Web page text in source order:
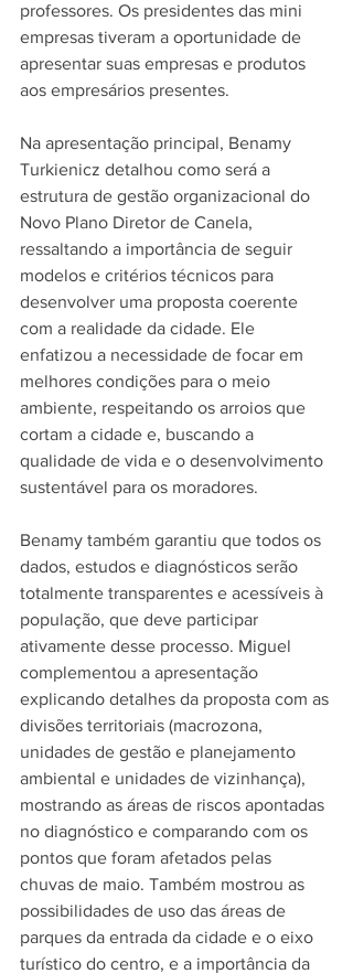
professores. Os presidentes das mini
empresas tiveram a oportunidade de
apresentar suas empresas e produtos
aos empresários presentes.
Na apresentação principal, Benamy
Turkienicz detalhou como será a
estrutura de gestão organizacional do
Novo Plano Diretor de Canela,
ressaltando a importância de seguir
modelos e critérios técnicos para
desenvolver uma proposta coerente
com a realidade da cidade. Ele
enfatizou a necessidade de focar em
melhores condições para o meio
ambiente, respeitando os arroios que
cortam a cidade e, buscando a
qualidade de vida e o desenvolvimento
sustentável para os moradores.
Benamy também garantiu que todos os
dados, estudos e diagnósticos serão
totalmente transparentes e acessíveis à
população, que deve participar
ativamente desse processo. Miguel
complementou a apresentação
explicando detalhes da proposta com as
divisões territoriais (macrozona,
unidades de gestão e planejamento
ambiental e unidades de vizinhança),
mostrando as áreas de riscos apontadas
no diagnóstico e comparando com os
pontos que foram afetados pelas
chuvas de maio. Também mostrou as
possibilidades de uso das áreas de
parques da entrada da cidade e o eixo
turístico do centro, e a importância da